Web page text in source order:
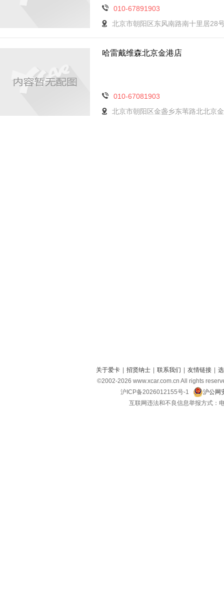
010-67891903
北京市朝阳区东风南路南十里居28
哈雷戴维森北京金港店
010-67081903
北京市朝阳区金盏乡东苇路北北京
关于爱卡 招贤纳士 联系我们 友情链接
©2002-2026 www.xcar.com.cn All rights
沪ICP备2026012155号-1
沪公网
互联网违法和不良信息举报方式：